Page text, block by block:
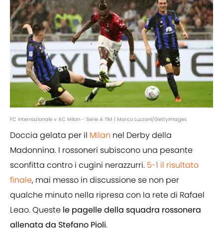
FC Internazionale v AC Milan - Serie A TIM | Marco Luzzani/GettyImages
Doccia gelata per il Milan nel Derby della
Madonnina. I rossoneri subiscono una pesante
sconfitta contro i cugini nerazzurri. 5-1 il risultato
finale, mai messo in discussione se non per
qualche minuto nella ripresa con la rete di Rafael
Leao. Queste le pagelle della squadra rossonera
allenata da Stefano Pioli.